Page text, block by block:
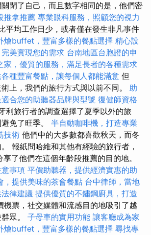
閉了自己，​​而且數字相同的是，他們密
推拿推薦 專業眼科服務，照顧您的視力
平均工作日少，或者僅在發生非凡事件
燴buffet，豐富多樣的餐點選擇 精心設
美實現您的需求 台南地區台胞證的申
家，優質的服務，滿足長者的各種需求
種豐富餐點，讓每個人都能滿意 但
上，我們的旅行方式與以前不同。 助
合您的助聽器品牌與型號 復健師資格
利旅行者的調查選擇了夏季以外的旅
免了旺季。 半自動咖啡機，打造專業
技術 他們中的大多數都喜歡秋天，而冬
報紙問哈維和其他有經驗的旅行者，
了他們在這個年齡段推薦的目的地。
事項 平價助聽器，提供經濟實惠的助
，提供美味的茶會餐點 台中律師，當地
律建議 提供優質的不鏽鋼廚具，打造
機票，社交媒體和流感目的地吸引了越
眾。 子母車的實用功能 讓客廳成為家
燴buffet，豐富多樣的餐點選擇 尋找專